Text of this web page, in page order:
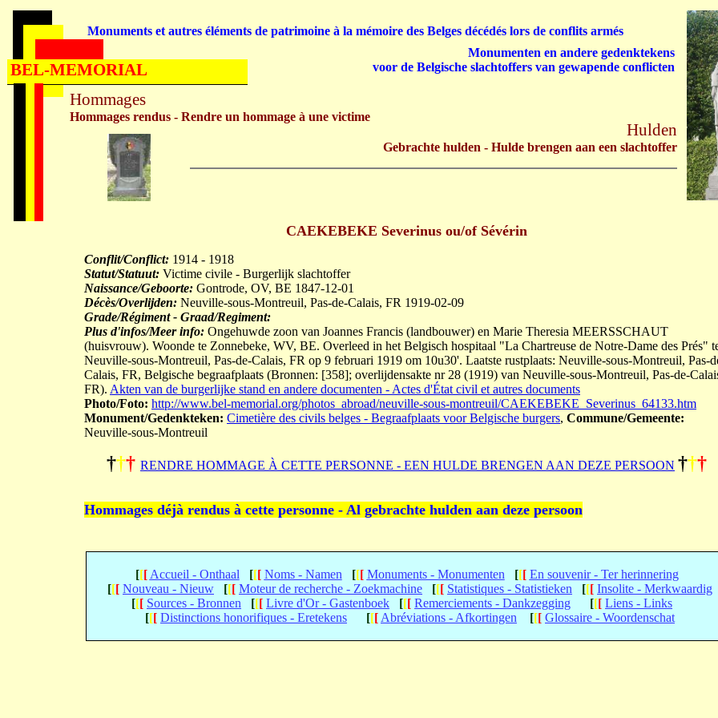
CAEKEBEKE Severinus ou/of Sévérin
Conflit/Conflict: 1914 - 1918
Statut/Statuut: Victime civile - Burgerlijk slachtoffer
Naissance/Geboorte: Gontrode, OV, BE 1847-12-01
Décès/Overlijden: Neuville-sous-Montreuil, Pas-de-Calais, FR 1919-02-09
Grade/Régiment - Graad/Regiment:
Plus d'infos/Meer info: Ongehuwde zoon van Joannes Francis (landbouwer) en Marie Theresia MEERSSCHAUT
(huisvrouw). Woonde te Zonnebeke, WV, BE. Overleed in het Belgisch hospitaal "La Chartreuse de Notre-Dame des Prés"
Neuville-sous-Montreuil, Pas-de-Calais, FR op 9 februari 1919 om 10u30'. Laatste rustplaats: Neuville-sous-Montreuil, Pas-
Calais, FR, Belgische begraafplaats (Bronnen: [358]; overlijdensakte nr 28 (1919) van Neuville-sous-Montreuil, Pas-de-
FR). Akten van de burgerlijke stand en andere documenten - Actes d'État civil et autres documents
Photo/Foto: http://www.bel-memorial.org/photos_abroad/neuville-sous-montreuil/CAEKEBEKE_Severinus_64133.htm
Monument/Gedenkteken: Cimetière des civils belges - Begraafplaats voor Belgische burgers, Commune/Gemeente:
Neuville-sous-Montreuil
††† RENDRE HOMMAGE À CETTE PERSONNE - EEN HULDE BRENGEN AAN DEZE PERSOON †††
Hommages déjà rendus à cette personne - Al gebrachte hulden aan deze persoon
[[[ Accueil - Onthaal [[[ Noms - Namen [[[ Monuments - Monumenten [[[ En souvenir - Ter herinnering
[[[ Nouveau - Nieuw [[[ Moteur de recherche - Zoekmachine [[[ Statistiques - Statistieken [[[ Insolite - Merkwaardig
[[[ Sources - Bronnen [[[ Livre d'Or - Gastenboek [[[ Remerciements - Dankzegging [[[ Liens - Links
[[[ Distinctions honorifiques - Eretekens [[[ Abréviations - Afkortingen [[[ Glossaire - Woordenschat
Hommages
Hommages rendus - Rendre un hommage à une victime
Hulden
Gebrachte hulden - Hulde brengen aan een slachtoffer
Monuments et autres éléments de patrimoine à la mémoire des Belges décédés lors de conflits armés
Monumenten en andere gedenktekens
voor de Belgische slachtoffers van gewapende conflicten
BEL-MEMORIAL